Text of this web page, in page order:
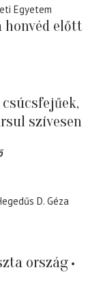
Egyetem
honvéd előtt
szívesen
D. Géza
ország